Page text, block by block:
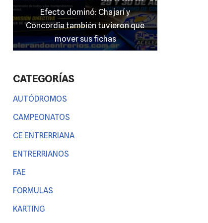
JP Maín, el más fuerte acento
entrerriano en las “100 Millas” del
TC 4000
CATEGORÍAS
AUTÓDROMOS
CAMPEONATOS
CE ENTRERRIANA
ENTRERRIANOS
FAE
FORMULAS
KARTING